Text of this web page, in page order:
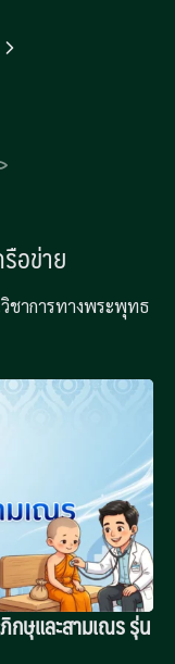
อข่าย
วิชาการทางพระพุทธ
ษุและสามเณร รุ่น